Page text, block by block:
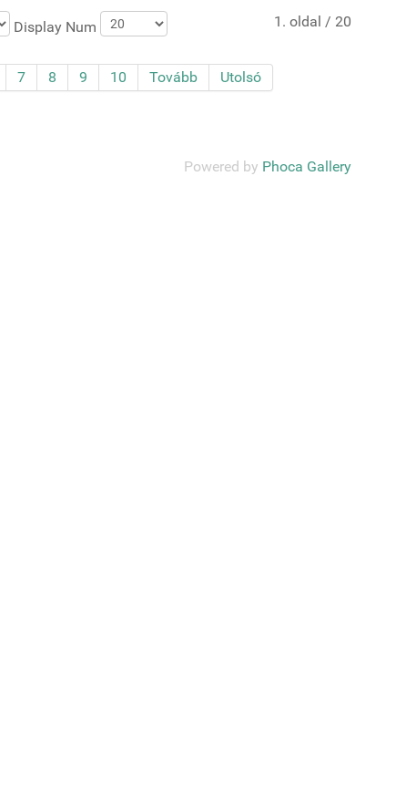
Display Num 1. oldal / 20
7 8 9 10 Tovább Utolsó
Powered by Phoca Gallery